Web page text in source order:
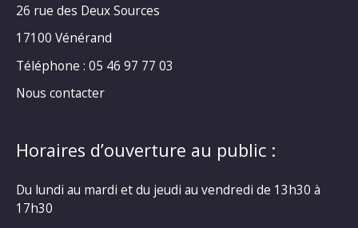
26 rue des Deux Sources
17100 Vénérand
Téléphone : 05 46 97 77 03
Nous contacter
Horaires d’ouverture au public :
Du lundi au mardi et du jeudi au vendredi de 13h30 à
17h30